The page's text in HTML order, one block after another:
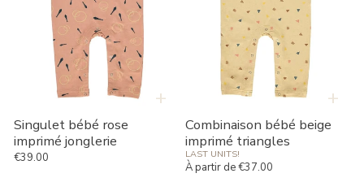
+
Singulet bébé rose
imprimé jonglerie
Prix habituel
€39.00
+
Combinaison bébé beige
imprimé triangles
LAST UNITS!
Prix habituel
À partir de €37.00